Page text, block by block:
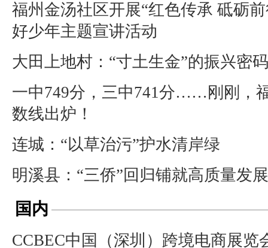
福州金汤社区开展“红色传承 砥砺
好少年主题宣讲活动
大田上地村：“寸土生金”的振兴密码
一中749分，三中741分……刚刚，
数线出炉！
连城：“以草治污”护水清岸绿
明溪县：“三侨”回归铺就高质量发
国内
CCBEC中国（深圳）跨境电商展览